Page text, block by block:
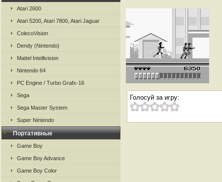
Atari 2600
Atari 5200, Atari 7800, Atari Jaguar
ColecoVision
Dendy (Nintendo)
Mattel Intellivision
Nintendo 64
PC Engine / Turbo Grafx-16
Sega
Sega Master System
Super Nintendo
Портативные
Game Boy
Game Boy Advance
Game Boy Color
Голосуй за игру: